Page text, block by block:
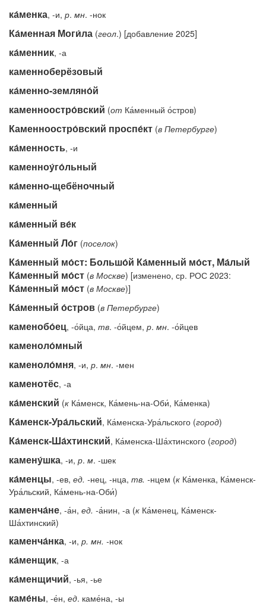
ка́менка, -и, р. мн. -нок
Ка́менная Моги́ла (геол.) [добавление 2025]
ка́менник, -а
каменноберёзовый
ка́менно-земляно́й
каменноостро́вский (от Ка́менный о́стров)
Каменноостро́вский проспе́кт (в Петербурге)
ка́менность, -и
каменноу́го́льный
ка́менно-щебёночный
ка́менный
ка́менный ве́к
Ка́менный Ло́г (поселок)
Ка́менный мо́ст: Большо́й Ка́менный мо́ст, Ма́лый
Ка́менный мо́ст (в Москве) [изменено, ср. РОС 2023:
Ка́менный мо́ст (в Москве)]
Ка́менный о́стров (в Петербурге)
каменобо́ец, -о́йца, тв. -о́йцем, р. мн. -о́йцев
каменоло́мный
каменоло́мня, -и, р. мн. -мен
каменотёс, -а
ка́менский (к Ка́менск, Ка́мень-на-Оби́, Ка́менка)
Ка́менск-Ура́льский, Ка́менска-Ура́льского (город)
Ка́менск-Ша́хтинский, Ка́менска-Ша́хтинского (город)
камену́шка, -и, р. м. -шек
ка́менцы, -ев, ед. -нец, -нца, тв. -нцем (к Ка́менка, Ка́менск-
Ура́льский, Ка́мень-на-Оби́)
каменча́не, -а́н, ед. -а́нин, -а (к Ка́менец, Ка́менск-
Ша́хтинский)
каменча́нка, -и, р. мн. -нок
ка́менщик, -а
ка́менщичий, -ья, -ье
каме́ны, -е́н, ед. каме́на, -ы